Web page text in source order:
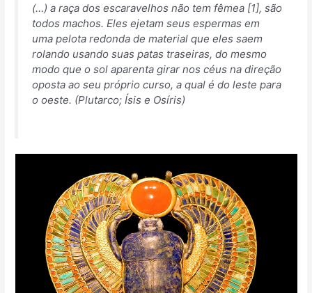
(…)a raça dos escaravelhos não tem fêmea [1], são
todos machos. Eles ejetam seus espermas em
uma pelota redonda de material que eles saem
rolando usando suas patas traseiras, do mesmo
modo que o sol aparenta girar nos céus na direção
oposta ao seu próprio curso, a qual é do leste para
o oeste. (Plutarco; Ísis e Osíris)